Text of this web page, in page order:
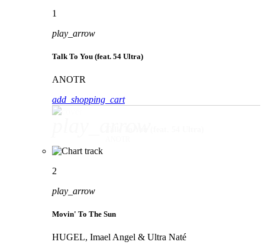
1
play_arrow
Talk To You (feat. 54 Ultra)
ANOTR
add_shopping_cart
2
play_arrow
Movin' To The Sun
HUGEL, Imael Angel & Ultra Naté